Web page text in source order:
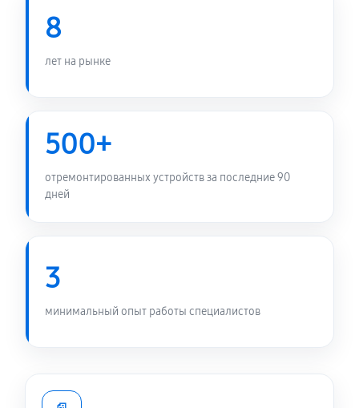
8
лет на рынке
500+
отремонтированных устройств за последние 90
дней
3
минимальный опыт работы специалистов